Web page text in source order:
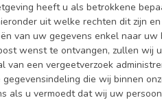
heeft u als betrokkene
uit welke rechten dit zijn
van uw gegevens enkel naar
wenst te ontvangen, zullen wij
van een vergeetverzoek
die wij binnen
als u vermoedt dat wij uw